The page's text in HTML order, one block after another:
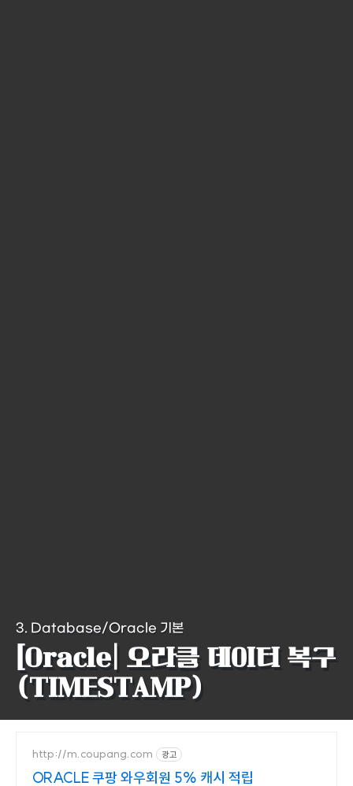
3. Database/Oracle 기본
[Oracle| 오라클 데이터 복구
(TIMESTAMP)
http://m.coupang.com 광고
ORACLE 쿠팡 와우회원 5% 캐시 적립